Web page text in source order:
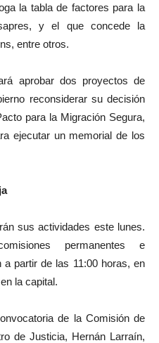
la tabla de factores para la
y el que concede la
entre otros.
aprobar dos proyectos de
reconsiderar su decisión
para la Migración Segura,
ejecutar un memorial de los
sus actividades este lunes.
permanentes e
a partir de las 11:00 horas, en
la capital.
de la Comisión de
de Justicia, Hernán Larraín,